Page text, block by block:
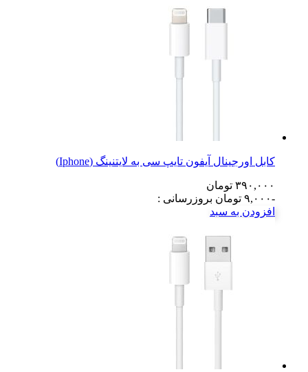
کابل اورجینال آیفون تایپ سی به لایتنینگ (Iphone)
۳۹۰,۰۰۰ تومان
-۹,۰۰۰
تومان بروزرسانی :
افزودن به سبد